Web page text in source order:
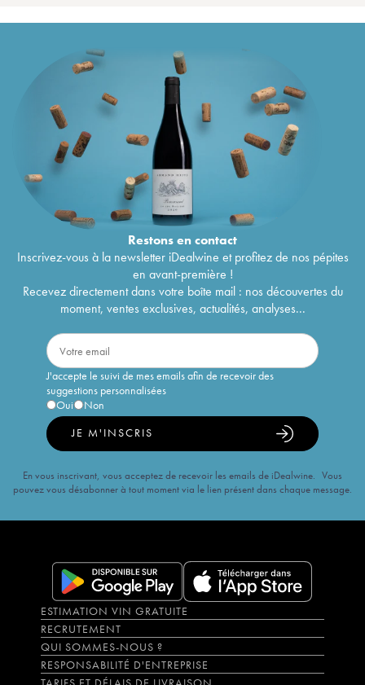
Restons encontact
Inscrivez-vous à la newsletter iDealwine et profitez de nos pépites
en avant-première !
Recevez directement dans votre boîte mail : nos découvertes du
moment, ventes exclusives, actualités, analyses...
J'accepte le suivi de mes emails afin de recevoir des
suggestions personnalisées
Oui
Non
JE M'INSCRIS
En vous inscrivant, vous acceptez de recevoir les emails de iDealwine. Vous
pouvez vous désabonner à tout moment via le lien présent dans chaque message.
ESTIMATION VIN GRATUITE
RECRUTEMENT
QUI SOMMES-NOUS ?
RESPONSABILITÉ D'ENTREPRISE